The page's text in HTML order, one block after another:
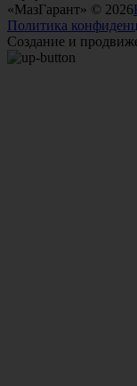
«МазГарант» © 2026
Политика
Создание и